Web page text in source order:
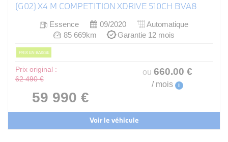
(G02) X4 M COMPETITION XDRIVE 510CH BVA8
Essence 09/2020
Automatique
85 669km
Garantie 12 mois
PRIX EN BAISSE
Prix original :
62 490 €
59 990 €
ou 660.00 €
/ mois i
Voir le véhicule